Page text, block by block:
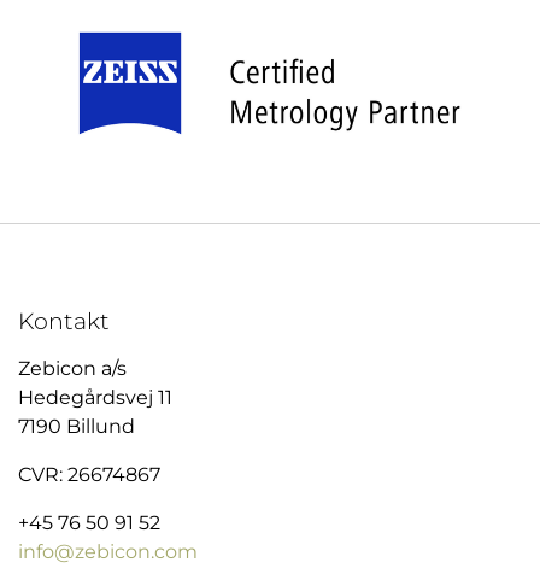
Kontakt
Zebicon a/s
Hedegårdsvej 11
7190 Billund
CVR: 26674867
+45 76 50 91 52
info@zebicon.com